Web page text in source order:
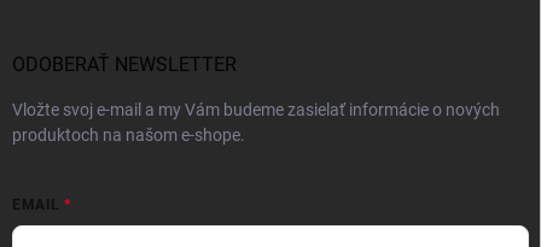
ODOBERAŤ NEWSLETTER
Vložte svoj e-mail a my Vám budeme zasielať informácie o nových
produktoch na našom e-shope.
EMAIL